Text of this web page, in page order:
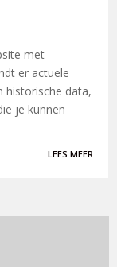
met
er actuele
historische data,
je kunnen
LEES MEER